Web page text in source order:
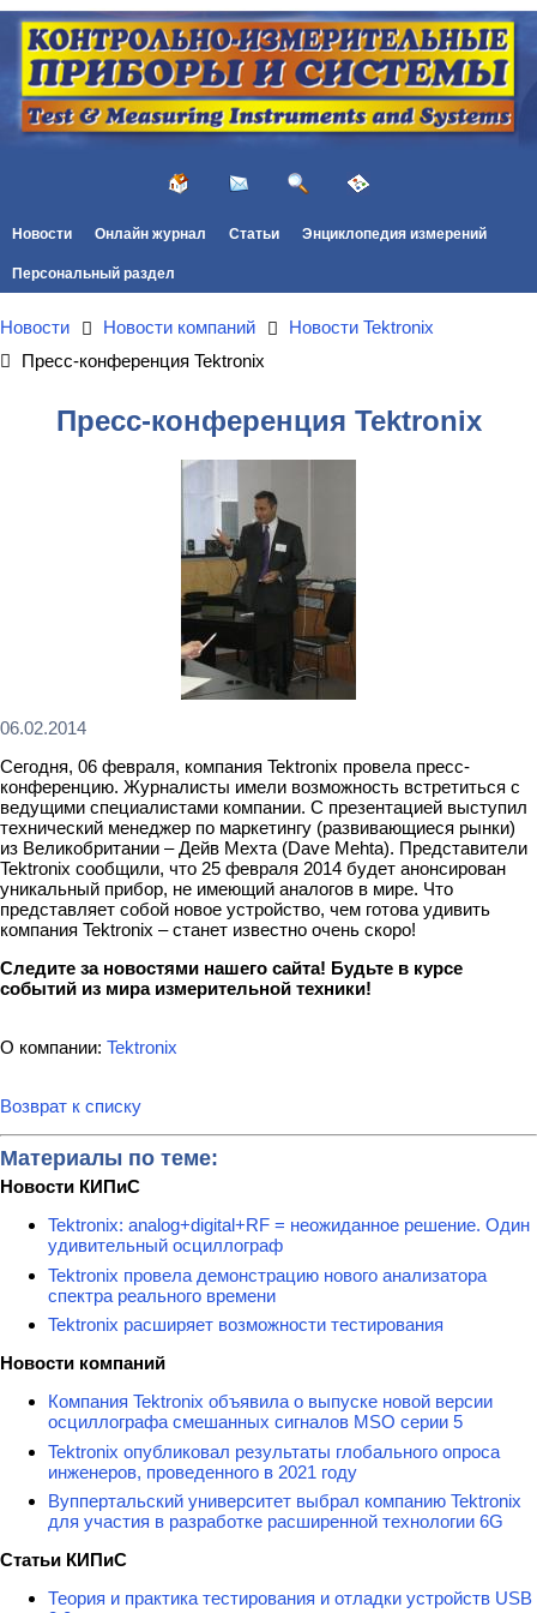
Новости Онлайн журнал Статьи Энциклопедия измерений
Персональный раздел
Новости Новости компаний
Новости Tektronix
Пресс-конференция Tektronix
Пресс-конференция Tektronix
06.02.2014
Сегодня, 06 февраля, компания Tektronix провела пресс-
конференцию. Журналисты имели возможность встретиться с
ведущими специалистами компании. С презентацией выступил
технический менеджер по маркетингу (развивающиеся рынки)
из Великобритании – Дейв Мехта (Dave Mehta). Представители
Tektronix сообщили, что 25 февраля 2014 будет анонсирован
уникальный прибор, не имеющий аналогов в мире. Что
представляет собой новое устройство, чем готова удивить
компания Tektronix – станет известно очень скоро!
Следите за новостями нашего сайта! Будьте в курсе
событий из мира измерительной техники!
О компании: Tektronix
Возврат к списку
Материалы по теме:
Новости КИПиС
Tektronix: analog+digital+RF = неожиданное решение. Один
удивительный осциллограф
Tektronix провела демонстрацию нового анализатора
спектра реального времени
Tektronix расширяет возможности тестирования
Новости компаний
Компания Tektronix объявила о выпуске новой версии
осциллографа смешанных сигналов MSO серии 5
Tektronix опубликовал результаты глобального опроса
инженеров, проведенного в 2021 году
Вуппертальский университет выбрал компанию Tektronix
для участия в разработке расширенной технологии 6G
Статьи КИПиС
Теория и практика тестирования и отладки устройств USB